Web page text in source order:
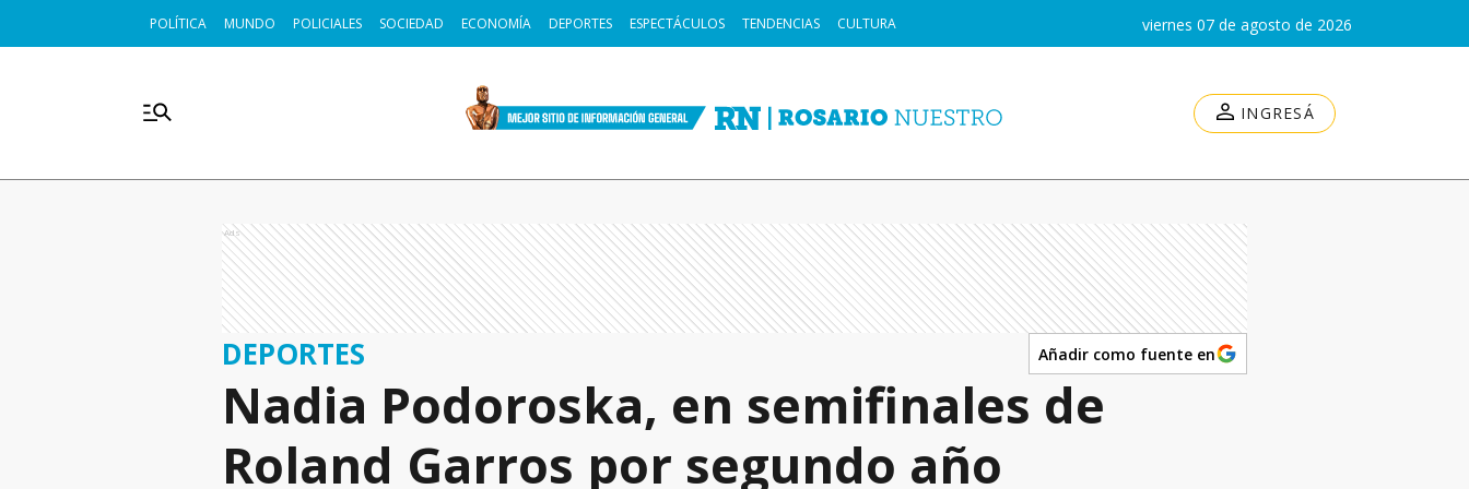
POLÍTICA MUNDO POLICIALES SOCIEDAD ECONOMÍA DEPORTES ESPECTÁCULOS TENDENCIAS CULTURA viernes 07 de agosto de 2026
INGRESÁ
Ads
DEPORTES Añadir como fuente en
Nadia Podoroska, en semifinales de
Roland Garros por segundo año